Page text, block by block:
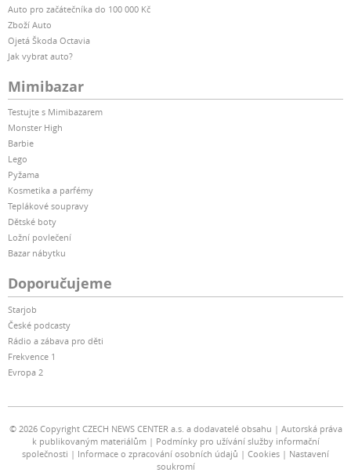
Auto pro začátečníka do 100 000 Kč
Zboží Auto
Ojetá Škoda Octavia
Jak vybrat auto?
Mimibazar
Testujte s Mimibazarem
Monster High
Barbie
Lego
Pyžama
Kosmetika a parfémy
Teplákové soupravy
Dětské boty
Ložní povlečení
Bazar nábytku
Doporučujeme
Starjob
České podcasty
Rádio a zábava pro děti
Frekvence 1
Evropa 2
© 2026 Copyright CZECH NEWS CENTER a.s. a dodavatelé obsahu
Autorská práva
k publikovaným materiálům
Podmínky pro užívání služby informační
společnosti
Informace o zpracování osobních údajů Cookies
Nastavení
soukromí